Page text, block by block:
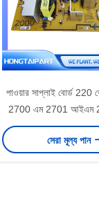
পাওয়ার সাপ্লাই বোর্ড 220
2700 এম 2701 আইএম
সরবরাহ কপি
সেরা মূল্য পান